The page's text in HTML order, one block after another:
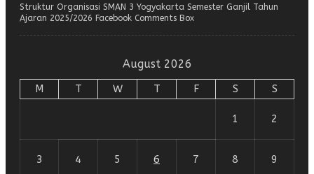
Struktur Organisasi SMAN 3 Yogyakarta Semester Ganjil Tahun
Ajaran 2025/2026 Facebook Comments Box
August 2026
M T W T F S S
1 2
3 4 5 6 7 8 9